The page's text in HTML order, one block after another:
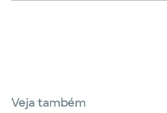
Veja também